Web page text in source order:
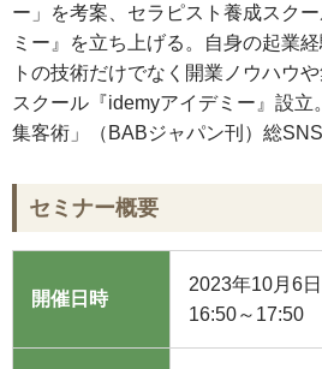
ー」を考案、セラピスト養成スク
ミー』を立ち上げる。自身の起業
トの技術だけでなく開業ノウハウ
スクール『idemyアイデミー』設立
集客術」（BABジャパン刊）総
セミナー概要
開催日時
2023年10月6日
16:50～17:50